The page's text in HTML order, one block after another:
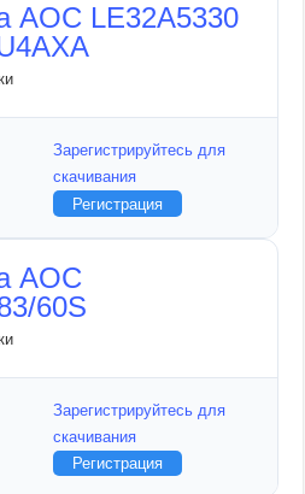
AOC LE32A5330
Зарегистрируйтесь для
скачивания
Регистрация
AOC
60S
Зарегистрируйтесь для
скачивания
Регистрация